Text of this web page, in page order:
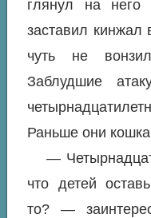
глянул на него
заставил кинжал
чуть не
Заблудшие
Раньше они
—
что детей
то? —